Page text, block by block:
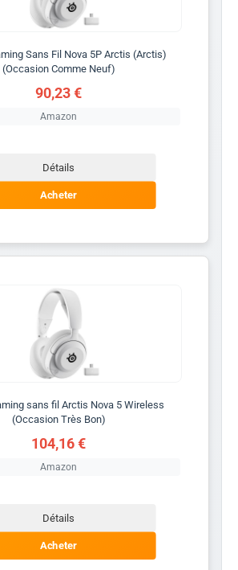
Sans Fil Nova 5P Arctis (Arctis)
(Occasion Comme Neuf)
90,23 €
Amazon
Détails
Acheter
sans fil Arctis Nova 5 Wireless
(Occasion Très Bon)
104,16 €
Amazon
Détails
Acheter